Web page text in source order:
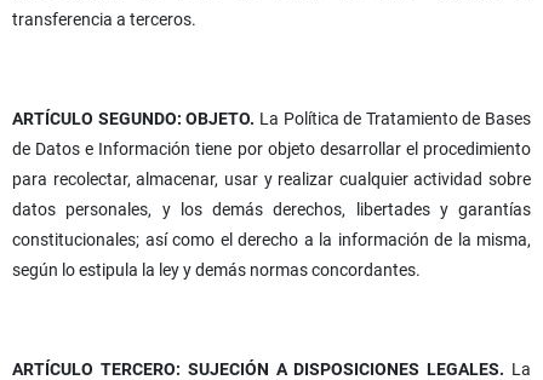
transferencia a terceros.
ARTÍCULO SEGUNDO: OBJETO. La Política de Tratamiento de Bases
de Datos e Información tiene por objeto desarrollar el procedimiento
para recolectar, almacenar, usar y realizar cualquier actividad sobre
datos personales, y los demás derechos, libertades y garantías
constitucionales; así como el derecho a la información de la misma,
según lo estipula la ley y demás normas concordantes.
ARTÍCULO TERCERO: SUJECIÓN A DISPOSICIONES LEGALES. La